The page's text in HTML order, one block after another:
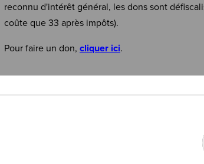
reconnu d'intérêt général, les dons sont
coûte que 33 après impôts).
Pour faire un don, cliquer ici.